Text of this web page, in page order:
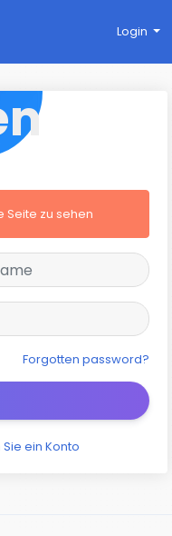
Login
Seite zu sehen
Forgotten password?
ein Konto